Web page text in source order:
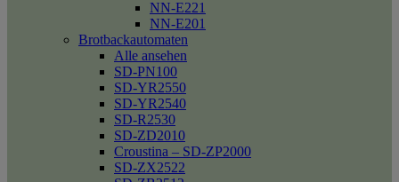
NN-E221
NN-E201
Brotbackautomaten
Alle ansehen
SD-PN100
SD-YR2550
SD-YR2540
SD-R2530
SD-ZD2010
Croustina – SD-ZP2000
SD-ZX2522